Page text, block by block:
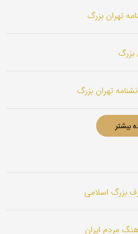
تهران بزرگ
بزرگ
تهران بزرگ
بیشتر
بزرگ اسلامی
مردم ایران